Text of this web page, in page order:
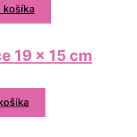
košíka
19 x 15 cm